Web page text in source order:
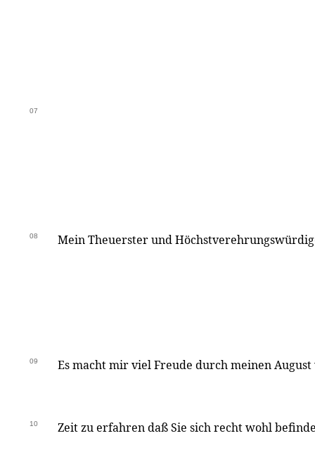
07
08 Mein Theuerster und
09 Es macht mir viel Freude durch meinen August
10 Zeit zu erfahren daß Sie sich recht wohl